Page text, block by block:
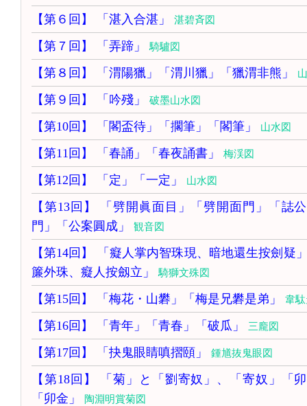
【第６回】 「湛入合湛」 湛碧斉図
【第７回】 「弄蹄」 騎驢図
【第８回】 「渭陽獵」「渭川獵」「獵渭非熊」
【第９回】 「吟殘」 破墨山水図
【第10回】 「閣盃待」「擱筆」「閣筆」 山水図
【第11回】 「春誦」「春夜誦書」 梅渓図
【第12回】 「定」「一定」 山水図
【第13回】 「劈開眞面目」「劈開面門」「誌
門」「公案圓成」
観音図
【第14回】 「癡人掌内智珠現、暗地還生按劍疑
簾外珠、癡人按劔立」
騎獅文殊図
【第15回】 「梅花・山礬」「梅是兄礬是弟」 韋
【第16回】 「青年」「青春」「破瓜」 三龐図
【第17回】 「抉鬼眼睛嗔摺頤」 鍾馗抜鬼眼図
【第18回】 「菊」と「劉寄奴」、「寄奴」「
「卯金」
陶淵明賞菊図